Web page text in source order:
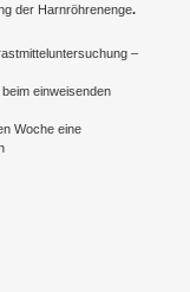
der Harnröhrenenge.
–
einweisenden
Woche eine